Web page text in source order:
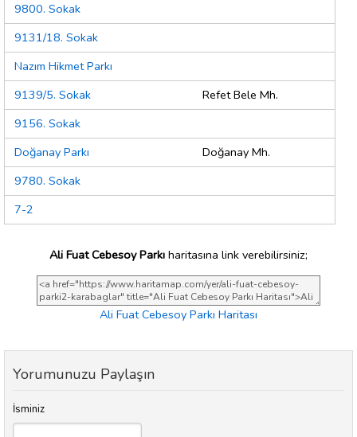
9800. Sokak
9131/18. Sokak
Nazım Hikmet Parkı
9139/5. Sokak
Refet Bele Mh.
9156. Sokak
Doğanay Parkı
Doğanay Mh.
9780. Sokak
7-2
Ali Fuat Cebesoy Parkı haritasına link verebilirsiniz;
Ali Fuat Cebesoy Parkı Haritası
Yorumunuzu Paylaşın
İsminiz